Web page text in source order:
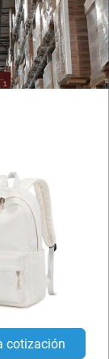
cotización